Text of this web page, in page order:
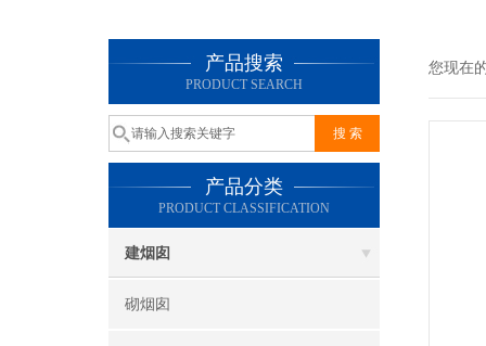
产品搜索
PRODUCT SEARCH
产品分类
PRODUCT CLASSIFICATION
建烟囱
砌烟囱
您现在